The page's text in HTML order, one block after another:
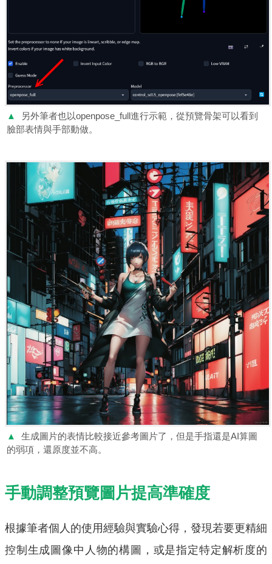
▲
另外筆者也以openpose_full進行示範，從預覽骨架可以看到
臉部表情與手部動做。
▲
生成圖片的表情比較接近參考圖片了，但是手指還是AI算圖
的弱項，還原度並不高。
手動調整預覽圖片提高準確度
根據筆者個人的使用經驗與實驗心得，發現若要更精細
控制生成圖像中人物的構圖，或是指定特定解析度的